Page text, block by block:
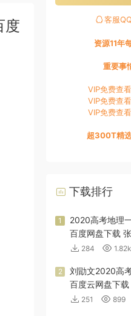
度
客服
资源11年
重要事
VIP免费查
VIP免费查
VIP免费查
超300T精
下载排行
1
2020高考地理
百度网盘下载
284 1.82k
2
刘勖文2020高
百度云网盘下载
251 899